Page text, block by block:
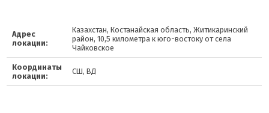
Адрес
локации:
Казахстан, Костанайская область, Житикаринский
район, 10,5 километра к юго-востоку от села
Чайковское
Координаты
локации:
СШ, ВД